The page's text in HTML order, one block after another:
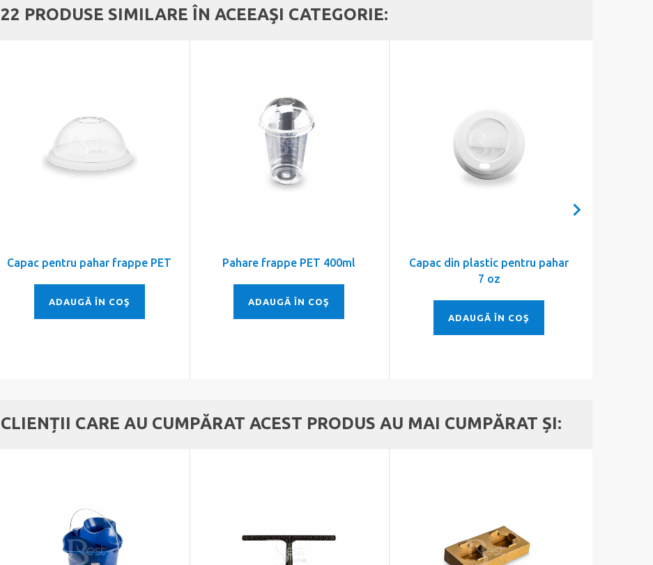
22 PRODUSE SIMILARE ÎN ACEEAŞI CATEGORIE:
Capac pentru pahar frappe PET
ADAUGĂ ÎN COŞ
Pahare frappe PET 400ml
ADAUGĂ ÎN COŞ
Capac din plastic pentru pahar
7 oz
ADAUGĂ ÎN COŞ
CLIENȚII CARE AU CUMPĂRAT ACEST PRODUS AU MAI CUMPĂRAT ȘI: